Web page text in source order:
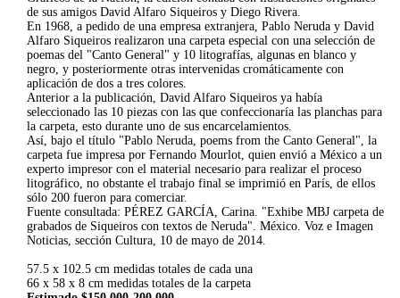
de sus amigos David Alfaro Siqueiros y Diego Rivera.
En 1968, a pedido de una empresa extranjera, Pablo Neruda y David
Alfaro Siqueiros realizaron una carpeta especial con una selección de
poemas del "Canto General" y 10 litografías, algunas en blanco y
negro, y posteriormente otras intervenidas cromáticamente con
aplicación de dos a tres colores.
Anterior a la publicación, David Alfaro Siqueiros ya había
seleccionado las 10 piezas con las que confeccionaría las planchas para
la carpeta, esto durante uno de sus encarcelamientos.
Así, bajo el título "Pablo Neruda, poems from the Canto General", la
carpeta fue impresa por Fernando Mourlot, quien envió a México a un
experto impresor con el material necesario para realizar el proceso
litográfico, no obstante el trabajo final se imprimió en París, de ellos
sólo 200 fueron para comerciar.
Fuente consultada: PÉREZ GARCÍA, Carina. "Exhibe MBJ carpeta de
grabados de Siqueiros con textos de Neruda". México. Voz e Imagen
Noticias, sección Cultura, 10 de mayo de 2014.
57.5 x 102.5 cm medidas totales de cada una
66 x 58 x 8 cm medidas totales de la carpeta